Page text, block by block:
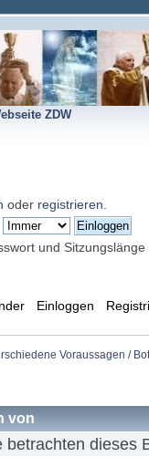
ZDW
oder registrieren
und Sitzungslänge
Einloggen
Voraussagen /
von
dieses